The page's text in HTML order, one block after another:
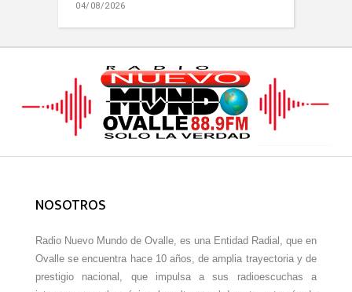
04/08/2026
NOSOTROS
Radio Nuevo Mundo de Ovalle, es una Entidad Radial, que en
Ovalle se encuentra hace 10 años, de amplia trayectoria y de
prestigio nacional, que impulsa a sus radioescuchas a